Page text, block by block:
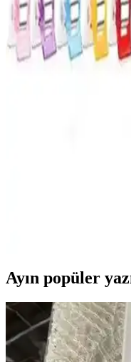
Umix markasının 50'li
kullanım kolaylığıyla ofis
Kaliteli malzeme ve pratik
Yılbaşı Kartpostal
İki popüler yılbaşı
özellikleri, kullanıcı
Ayın popüler